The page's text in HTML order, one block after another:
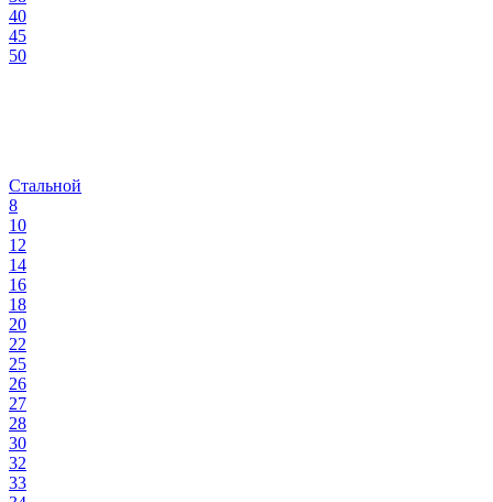
40
45
50
Стальной
8
10
12
14
16
18
20
22
25
26
27
28
30
32
33